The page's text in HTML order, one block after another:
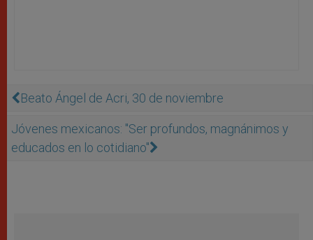
Beato Ángel de Acri, 30 de noviembre
Jóvenes mexicanos: "Ser profundos, magnánimos y
educados en lo cotidiano"